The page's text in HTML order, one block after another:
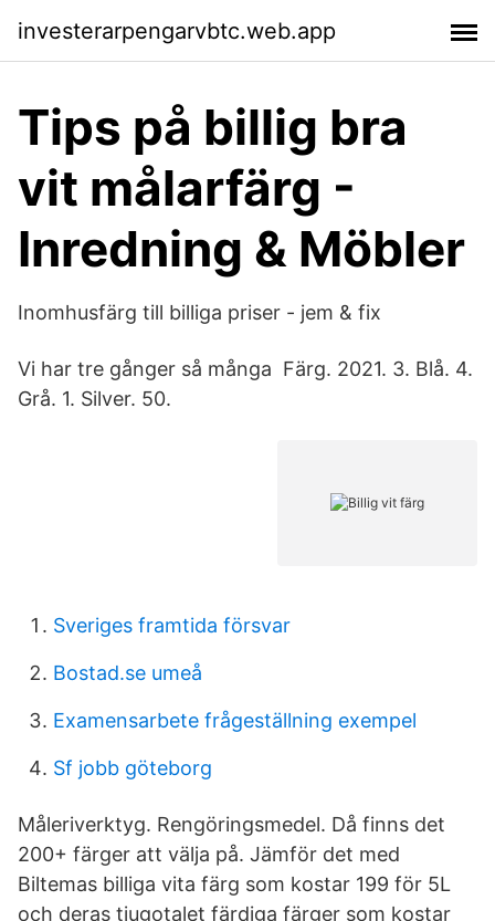
investerarpengarvbtc.web.app
Tips på billig bra
vit målarfärg -
Inredning & Möbler
Inomhusfärg till billiga priser - jem & fix
Vi har tre gånger så många Färg. 2021. 3. Blå. 4.
Grå. 1. Silver. 50.
Sveriges framtida försvar
Bostad.se umeå
Examensarbete frågeställning exempel
Sf jobb göteborg
Måleriverktyg. Rengöringsmedel. Då finns det
200+ färger att välja på. Jämför det med
Biltemas billiga vita färg som kostar 199 för 5L
och deras tjugotalet färdiga färger som kostar